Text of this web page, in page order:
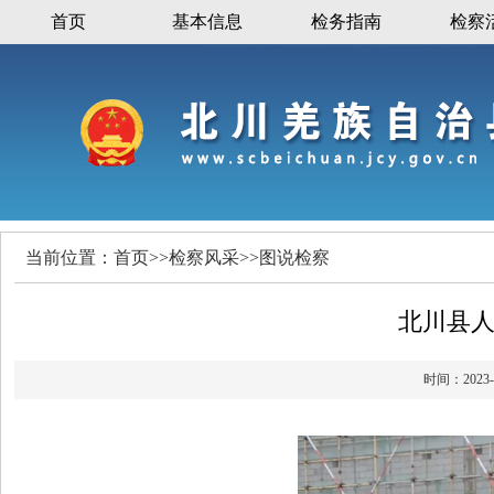
首页 基本信息 检务指南 检察
当前位置： 首页>>检察风采>>图说检察
北川县
时间：